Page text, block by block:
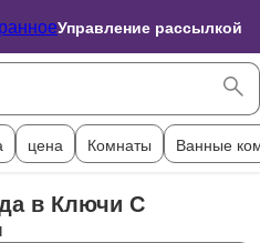
Управление рассылкой
цена Комнаты Ванные
в Ключи С